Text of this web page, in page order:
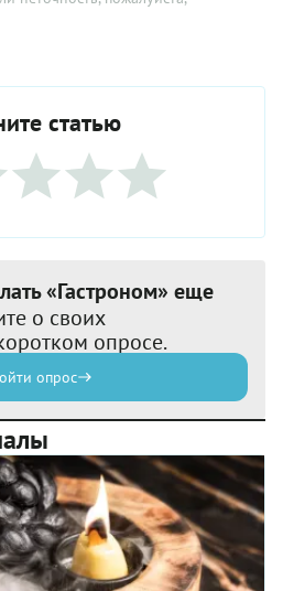
статью
«Гастроном» еще
о своих
опросе.
опрос